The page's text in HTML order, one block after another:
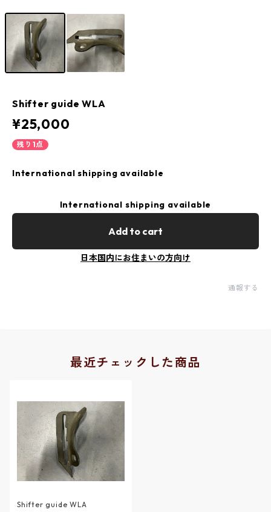
Shifter guide WLA
¥25,000
残り1点
International shipping available
International shipping available
Add to cart
日本国内にお住まいの方向け
通報する
最近チェックした商品
Shifter guide WLA